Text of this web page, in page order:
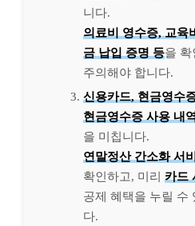
니다.
의료비 영수증, 교육
금 납입 증명 등을 확
주의해야 합니다.
신용카드, 현금영수
현금영수증 사용 내역
을 미칩니다.
연말정산 간소화 서
확인하고, 미리 카드
공제 혜택을 누릴 수
다.